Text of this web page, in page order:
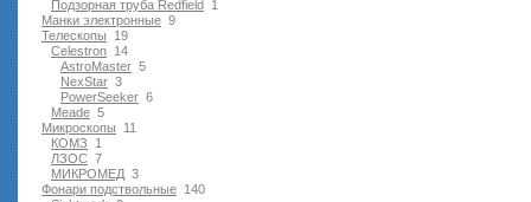
1
Подзорная труба Redfield
9
Манки электронные
19
Телескопы
14
Celestron
5
AstroMaster
3
NexStar
6
PowerSeeker
5
Meade
11
Микроскопы
1
КОМЗ
7
ЛЗОС
3
МИКРОМЕД
140
Фонари подствольные